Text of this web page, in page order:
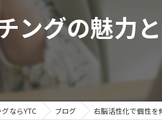
副業
右脳
ングの魅力
ならYTC ブログ 右脳活性化で個性を